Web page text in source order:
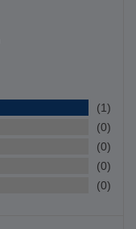
(1)
(0)
(0)
(0)
(0)